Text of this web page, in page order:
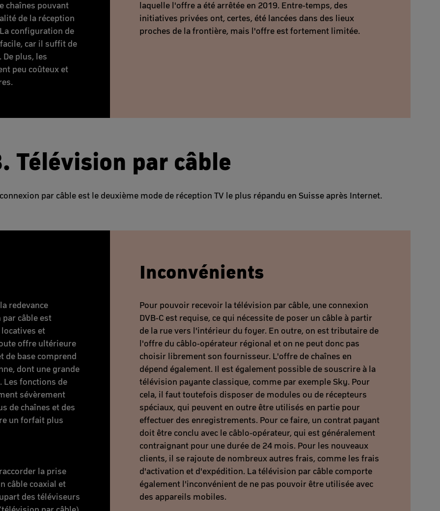
chaînes pouvant
de la réception
configuration de
car il suffit de
plus, les
peu coûteux et
laquelle l'offre a été arrêtée en 2019. Entre-temps, des
initiatives privées ont, certes, été lancées dans des lieux
proches de la frontière, mais l'offre est fortement limitée.
Télévision par câble
par câble est le deuxième mode de réception TV le plus répandu en Suisse après Internet.
redevance
câble est
locatives et
offre ultérieure
de base comprend
dont une grande
Les fonctions de
sévèrement
de chaînes et des
un forfait plus
la prise
câble coaxial et
des téléviseurs
Inconvénients
Pour pouvoir recevoir la télévision par câble, une connexion
DVB-C est requise, ce qui nécessite de poser un câble à partir
de la rue vers l'intérieur du foyer. En outre, on est tributaire de
l'offre du câblo-opérateur régional et on ne peut donc pas
choisir librement son fournisseur. L'offre de chaînes en
dépend également. Il est également possible de souscrire à la
télévision payante classique, comme par exemple Sky. Pour
cela, il faut toutefois disposer de modules ou de récepteurs
spéciaux, qui peuvent en outre être utilisés en partie pour
effectuer des enregistrements. Pour ce faire, un contrat payant
doit être conclu avec le câblo-opérateur, qui est généralement
contraignant pour une durée de 24 mois. Pour les nouveaux
clients, il se rajoute de nombreux autres frais, comme les frais
d'activation et d'expédition. La télévision par câble comporte
également l'inconvénient de ne pas pouvoir être utilisée avec
des appareils mobiles.